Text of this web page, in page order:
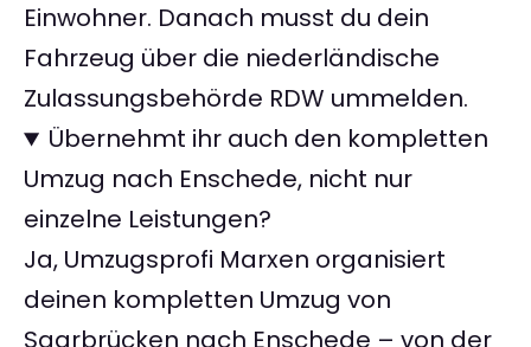
Einwohner. Danach musst du dein
Fahrzeug über die niederländische
Zulassungsbehörde RDW ummelden.
Übernehmt ihr auch den kompletten
Umzug nach Enschede, nicht nur
einzelne Leistungen?
Ja, Umzugsprofi Marxen organisiert
deinen kompletten Umzug von